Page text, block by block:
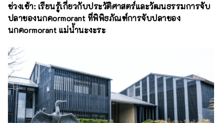
ช่วงเช้า: เรียนรู้เกี่ยวกับประวัติศาสตร์และวัฒนธรรมการจับ
ปลาของนกคormorant ที่พิพิธภัณฑ์การจับปลาของ
นกคormorant แม่น้ำนะงะระ